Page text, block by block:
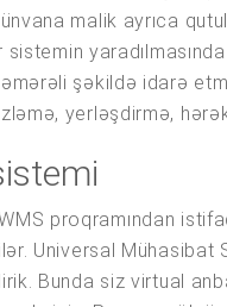
malik ayrıca
sistemin
şəkildə idarə
yerləşdirmə,
proqramından
Universal Mühasibat
Bunda siz virtual